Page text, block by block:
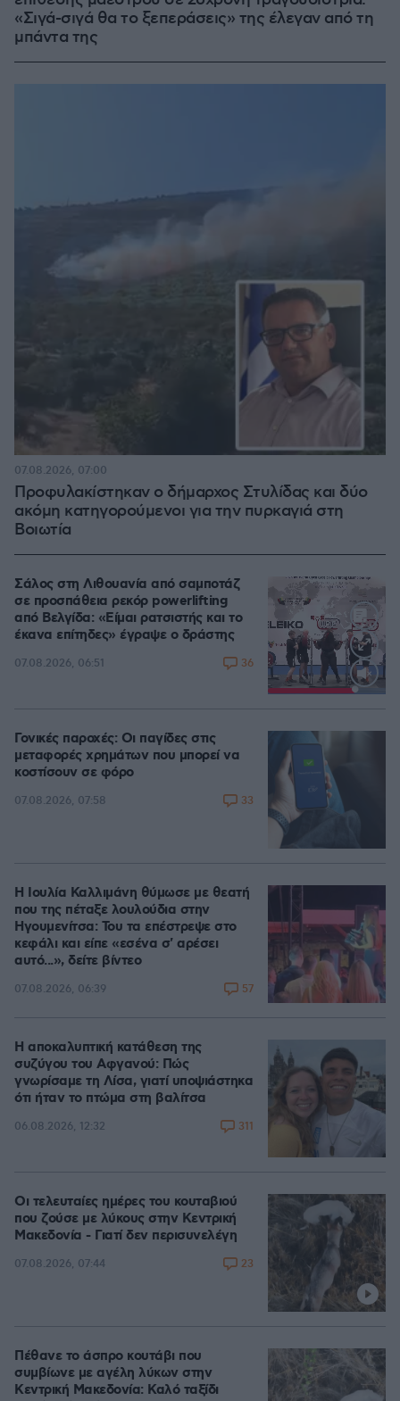
«Σιγά-σιγά θα το ξεπεράσεις» της έλεγαν από τη
μπάντα της
Προφυλακίστηκαν ο δήμαρχος Στυλίδας και δύο
ακόμη κατηγορούμενοι για την πυρκαγιά στη
Βοιωτία
07.08.2026, 07:00
Loaded
Σάλος στη Λιθουανία από σαμποτάζ
σε προσπάθεια ρεκόρ powerlifting
από Βελγίδα: «Είμαι ρατσιστής και το
έκανα επίτηδες» έγραψε ο δράστης
07.08.2026, 06:51 36
Γονικές παροχές: Οι παγίδες στις
μεταφορές χρημάτων που μπορεί να
κοστίσουν σε φόρο
07.08.2026, 07:58 33
Η Ιουλία Καλλιμάνη θύμωσε με θεατή
που της πέταξε λουλούδια στην
Ηγουμενίτσα: Του τα επέστρεψε στο
κεφάλι και είπε «εσένα σ' αρέσει
αυτό...», δείτε βίντεο
07.08.2026, 06:39 57
Η αποκαλυπτική κατάθεση της
συζύγου του Αφγανού: Πώς
γνωρίσαμε τη Λίσα, γιατί υποψιάστηκα
ότι ήταν το πτώμα στη βαλίτσα
06.08.2026, 12:32 311
Οι τελευταίες ημέρες του κουταβιού
που ζούσε με λύκους στην Κεντρική
Μακεδονία - Γιατί δεν περισυνελέγη
07.08.2026, 07:44 23
Πέθανε το άσπρο κουτάβι που
συμβίωνε με αγέλη λύκων στην
Κεντρική Μακεδονία: Καλό ταξίδι